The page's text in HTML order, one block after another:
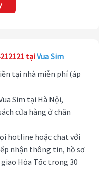
tạiVua Sim
tại nhà miễn phí (áp
Sim tại Hà Nội,
cửa hàng ở chân
hotline hoặc chat với
nhận thông tin, hồ sơ
Hỏa Tốc trong 30